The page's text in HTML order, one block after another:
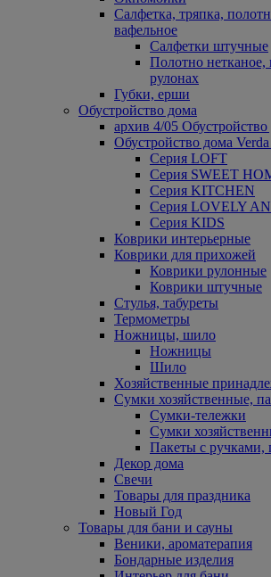
Салфетка, тряпка,
вафельное
Салфетки штучные
Полотно нетканое,
рулонах
Губки, ерши
Обустройство дома
архив 4/05 Обустройство
Обустройство дома
Серия LOFT
Серия SWEET
Серия KITCHEN
Серия LOVELY
Серия KIDS
Коврики интерьерные
Коврики для прихожей
Коврики рулонные
Коврики штучные
Стулья, табуреты
Термометры
Ножницы, шило
Ножницы
Шило
Хозяйственные
Сумки хозяйственные,
Сумки-тележки
Сумки
Пакеты с ручками,
Декор дома
Свечи
Товары для праздника
Новый Год
Товары для бани и сауны
Веники, ароматерапия
Бондарные изделия